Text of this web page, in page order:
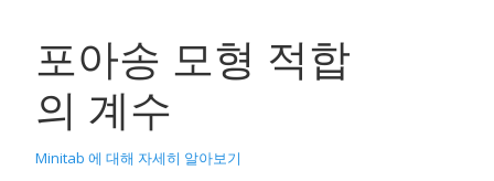
포아송 모형 적합
의 계수
Minitab 에 대해 자세히 알아보기